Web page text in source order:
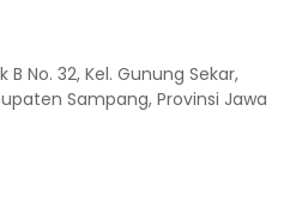
B No. 32, Kel. Gunung Sekar,
Sampang, Provinsi Jawa